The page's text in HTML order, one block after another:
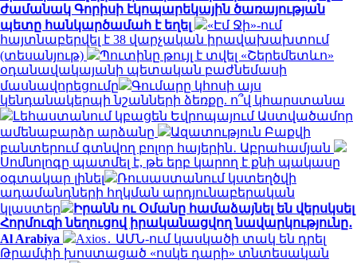
ժամանակ Գորիսի էկոպարեկային ծառայության
պետը հանկարծամահ է եղել
«Էմ Ջի»-ում
հայտնաբերվել է 38 վարչական իրավախախտում
(տեսանյութ)
Պուտինը թույլ է տվել «Շերեմետևո»
օդանավակայանի պետական բաժնեմասի
մասնավորեցումը
Գումարը կհոսի այս
կենդանակերպի նշանների ձեռքը. ո՞վ կհարստանա
Լեհաստանում կբացեն Եվրոպայում Աստվածամոր
ամենաբարձր արձանը
Ազատություն Բաքվի
բանտերում գտնվող բոլոր հայերին․ Աբրահամյան
Սոմնոլոգը պատմել է, թե երբ կարող է քնի պակասը
օգտակար լինել
Ռուսաստանում կստեղծվի
ադամանդների հղկման արդյունաբերական
կլաստեր
Իրանն ու Օմանը համաձայնել են վերսկսել
Հորմուզի նեղուցով իրականացվող նավարկությունը․
Al Arabiya
Axios․ ԱՄՆ-ում կասկածի տակ են դրել
Թրամփի խոստացած «ոսկե դարի» տնտեսական